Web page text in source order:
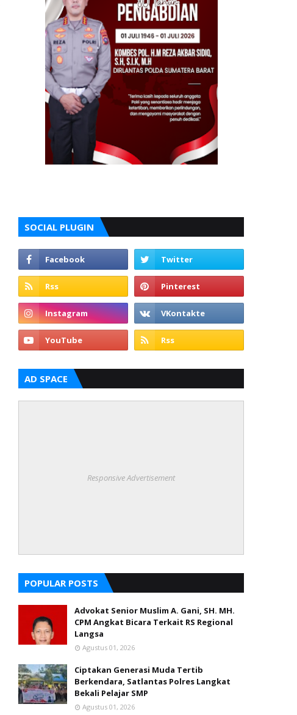
SOCIAL PLUGIN
AD SPACE
Responsive Advertisement
POPULAR POSTS
Advokat Senior Muslim A. Gani, SH. MH.
CPM Angkat Bicara Terkait RS Regional
Langsa
Agustus 01, 2026
Ciptakan Generasi Muda Tertib
Berkendara, Satlantas Polres Langkat
Bekali Pelajar SMP
Agustus 01, 2026